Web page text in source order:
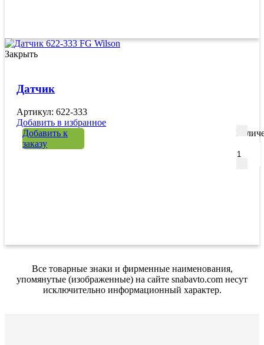
Закрыть
Датчик
Артикул: 622-333
Добавить в избранное
Добавить к
заказу
Все товарные знаки и фирменные наименования,
упомянутые (изображенные) на сайте snabavto.com несут
исключительно информационный характер.